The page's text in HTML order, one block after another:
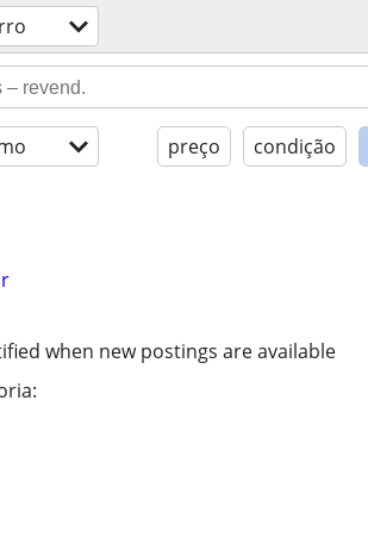
preço condição
when new postings are available